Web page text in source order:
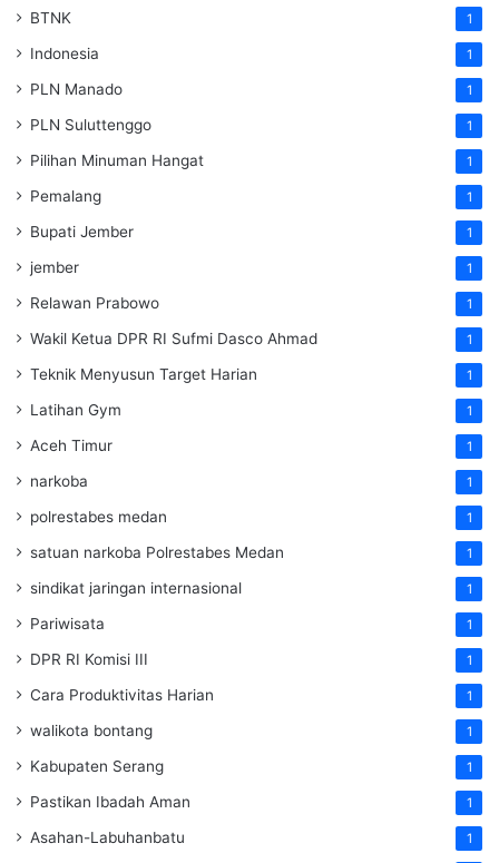
BTNK 1
Indonesia 1
PLN Manado 1
PLN Suluttenggo 1
Pilihan Minuman Hangat 1
Pemalang 1
Bupati Jember 1
jember 1
Relawan Prabowo 1
Wakil Ketua DPR RI Sufmi Dasco Ahmad 1
Teknik Menyusun Target Harian 1
Latihan Gym 1
Aceh Timur 1
narkoba 1
polrestabes medan 1
satuan narkoba Polrestabes Medan 1
sindikat jaringan internasional 1
Pariwisata 1
DPR RI Komisi III 1
Cara Produktivitas Harian 1
walikota bontang 1
Kabupaten Serang 1
Pastikan Ibadah Aman 1
Asahan-Labuhanbatu 1